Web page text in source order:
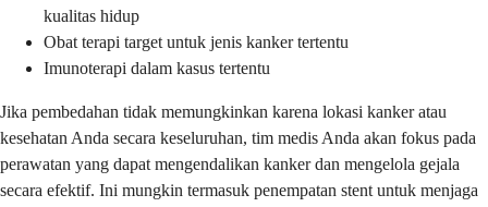
kualitas hidup
Obat terapi target untuk jenis kanker tertentu
Imunoterapi dalam kasus tertentu
Jika pembedahan tidak memungkinkan karena lokasi kanker atau
kesehatan Anda secara keseluruhan, tim medis Anda akan fokus pada
perawatan yang dapat mengendalikan kanker dan mengelola gejala
secara efektif. Ini mungkin termasuk penempatan stent untuk menjaga